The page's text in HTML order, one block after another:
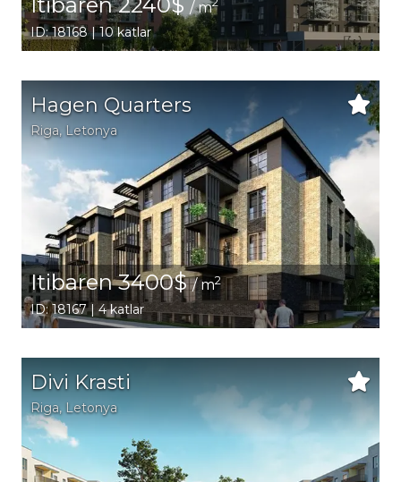
/ m
ID: 18168 | 10 katlar
Hagen Quarters
Riga, Letonya
Itibaren 3400$/ m2
ID: 18167 | 4 katlar
Divi Krasti
Riga, Letonya